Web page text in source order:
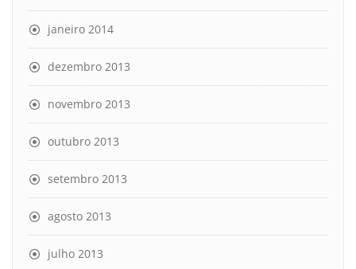
janeiro 2014
dezembro 2013
novembro 2013
outubro 2013
setembro 2013
agosto 2013
julho 2013